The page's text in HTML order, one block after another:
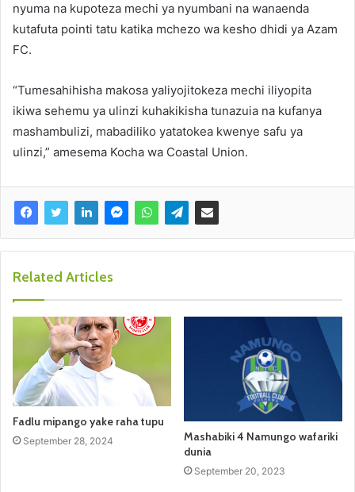
nyuma na kupoteza mechi ya nyumbani na wanaenda
kutafuta pointi tatu katika mchezo wa kesho dhidi ya Azam
FC.
“Tumesahihisha makosa yaliyojitokeza mechi iliyopita
ikiwa sehemu ya ulinzi kuhakikisha tunazuia na kufanya
mashambulizi, mabadiliko yatatokea kwenye safu ya
ulinzi,” amesema Kocha wa Coastal Union.
Related Articles
Fadlu mipango yake raha tupu
September 28, 2024
Mashabiki 4 Namungo wafariki
dunia
September 20, 2023